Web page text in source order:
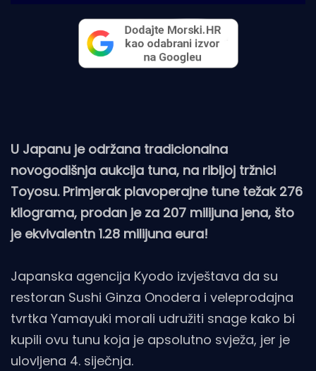
U Japanu je održana tradicionalna
novogodišnja aukcija tuna, na ribljoj tržnici
Toyosu. Primjerak plavoperajne tune težak 276
kilograma, prodan je za 207 milijuna jena, što
je ekvivalentn 1.28 milijuna eura!
Japanska agencija Kyodo izvještava da su
restoran Sushi Ginza Onodera i veleprodajna
tvrtka Yamayuki morali udružiti snage kako bi
kupili ovu tunu koja je apsolutno svježa, jer je
ulovljena 4. siječnja.